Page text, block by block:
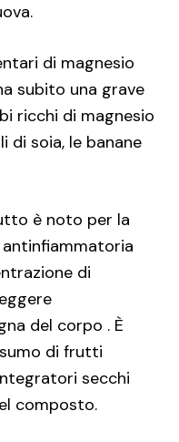
di magnesio
subito una grave
ricchi di magnesio
di soia, le banane
è noto per la
di
del corpo . È
di frutti
secchi
composto.